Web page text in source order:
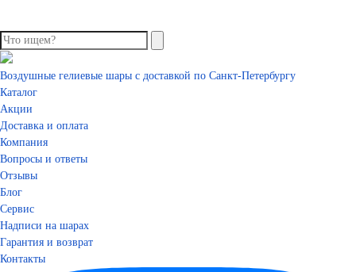
Воздушные гелиевые шары с доставкой по Санкт-Петербургу
Каталог
Акции
Доставка и оплата
Компания
Вопросы и ответы
Отзывы
Блог
Сервис
Надписи на шарах
Гарантия и возврат
Контакты